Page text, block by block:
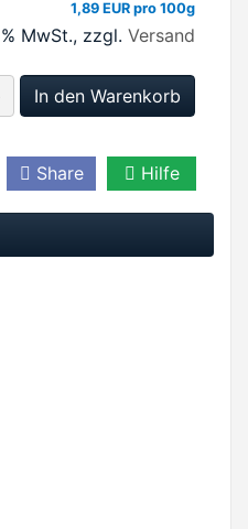
1,89 EUR pro 100g
MwSt., zzgl. Versand
In den Warenkorb
Share Hilfe